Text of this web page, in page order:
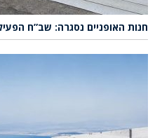
חנות האופניים נסגרה: שב”ח